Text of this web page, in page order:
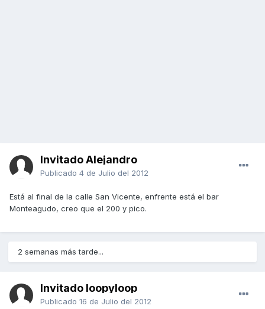
Invitado Alejandro
Publicado 4 de Julio del 2012
Está al final de la calle San Vicente, enfrente está el bar
Monteagudo, creo que el 200 y pico.
2 semanas más tarde...
Invitado loopyloop
Publicado 16 de Julio del 2012